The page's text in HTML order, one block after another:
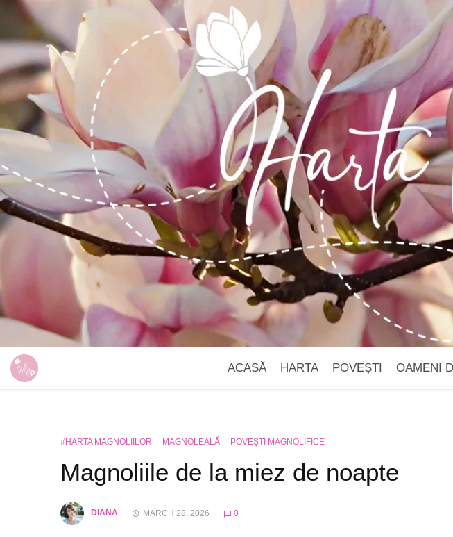
ACASĂ HARTA POVEȘTI OAMENI
#HARTA MAGNOLIILOR MAGNOLEALĂ POVEȘTI MAGNOLIFICE
Magnoliile de la miez de noapte
DIANA MARCH 28, 2026 0